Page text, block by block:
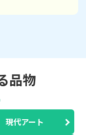
品物
現代アート